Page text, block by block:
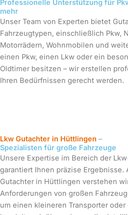
Professionelle Unterstützung für
mehr
Unser Team von Experten bietet
Fahrzeugtypen, einschließlich Pkw,
Motorrädern, Wohnmobilen und
einen Pkw, einen Lkw oder ein
Oldtimer besitzen – wir erstellen
Ihren Bedürfnissen gerecht werden.
Lkw Gutachter in Hüttlingen –
Spezialisten für große Fahrzeuge
Unsere Expertise im Bereich der
garantiert Ihnen präzise Ergebnisse.
Gutachter in Hüttlingen verstehen
Anforderungen von großen
um einen kleineren Transporter